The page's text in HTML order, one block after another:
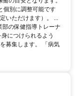
個別に調整可能です
いただけます）。 ...
の保健指導トレーナ
につけられるよう
募集します。 「病気